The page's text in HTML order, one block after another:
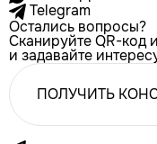
Telegram
Остались вопросы?
Сканируйте QR-код
и задавайте
ПОЛУЧИТЬ